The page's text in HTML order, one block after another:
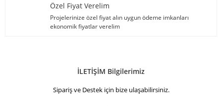
Özel Fiyat Verelim
Projelerinize özel fiyat alın uygun ödeme imkanları
ekonomik fiyatlar verelim
İLETİŞİM Bilgilerimiz
Sipariş ve Destek için bize ulaşabilirsiniz.